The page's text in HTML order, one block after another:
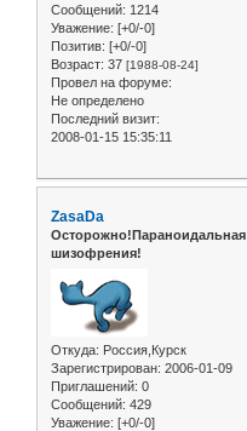
Сообщений: 1214
Уважение: [+0/-0]
Позитив: [+0/-0]
Возраст: 37 [1988-08-24]
Провел на форуме:
Не определено
Последний визит:
2008-01-15 15:35:11
ZasaDa
Осторожно!Параноидальная
шизофрения!
Откуда: Россия,Курск
Зарегистрирован: 2006-01-09
Приглашений: 0
Сообщений: 429
Уважение: [+0/-0]